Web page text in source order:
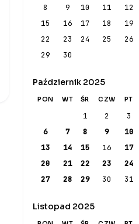
8
9 10 11 12
15
16 17 18 19
22
23 24 25 26
29
30
Październik 2025
PON WT ŚR CZW PT
1 2 3
6
7 8 9 10
13
14 15 16 17
20
21 22 23 24
27
28 29 30 31
Listopad 2025